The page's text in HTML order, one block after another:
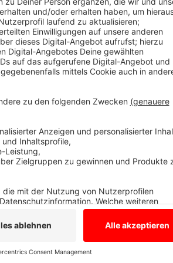
Hinweise
sich in der Nacht zum Dienstag (04.10.)
in der Nähe der Einmündung der
Kriminalkommissariat in Gronau:Tel.